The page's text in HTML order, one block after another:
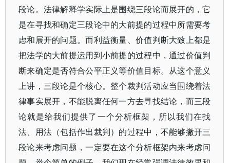
段论。法律解释学实际上是围绕三段论而展开的，它
是在寻找和确定三段论中的大前提的过程中所需要考
虑和展开的问题。而利益衡量、价值判断大致上都是
把法学的大前提运用到小前提的过程中，通过价值判
断来确定是否符合公平正义等价值目标。从这个意义
上讲，三段论是个核心。整个裁判活动应当围绕着法
律事实展开，不能脱离任何一方去寻找结论，而三段
论就是给我们提供了一个分析框架，所以我们在找
法、用法（包括作出裁判）的过程中，不能够撇开三
段论来考虑问题，一定要在这个分析框架内来考虑问